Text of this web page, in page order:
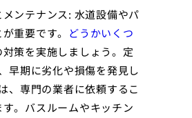
ンテナンス: 水道設備やパ
重要です。 どうかいくつ
策を実施しましょう。定
早期に劣化や損傷を発見し
、専門の業者に依頼するこ
。バスルームやキッチン